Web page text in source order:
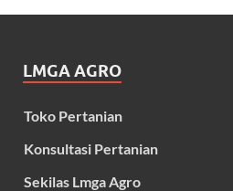
LMGA AGRO
Toko Pertanian
Konsultasi Pertanian
Sekilas Lmga Agro